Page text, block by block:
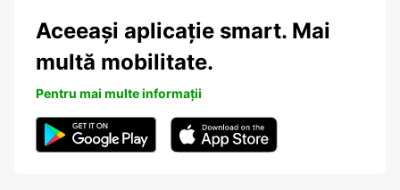
Aceeași aplicație smart. Mai
multă mobilitate.
Pentru mai multe informații